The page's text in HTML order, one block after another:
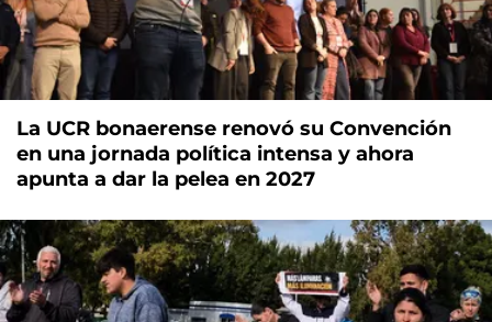
La UCR bonaerense renovó su Convención
en una jornada política intensa y ahora
apunta a dar la pelea en 2027